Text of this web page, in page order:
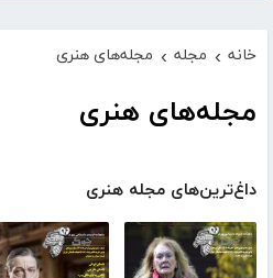
خانه › مجله › مجله‌های هنری
مجله‌های هنری
داغ‌ترین‌های مجله هنری